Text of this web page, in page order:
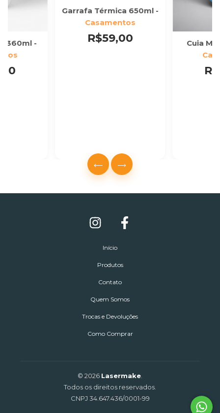
360ml -
Garrafa Térmica 650ml -
Casamentos
R$59,00
Cuia
Início
Produtos
Contato
Quem Somos
Trocas e Devoluções
Como Comprar
© 2026 Lasermake
Todos os direitos reservados.
CNPJ 34.647.436/0001-99